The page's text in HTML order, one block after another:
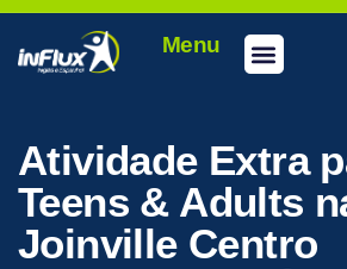
Menu
Atividade Extra
Teens & Adults
Joinville Centro